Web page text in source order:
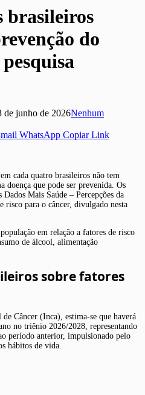
brasileiros
do
de junho de 2026Nenhum
WhatsApp Copiar Link
cada quatro brasileiros não tem
doença que pode ser prevenida. Os
Mais Saúde – Percepções da
risco para o câncer, divulgado nesta
em relação a fatores de risco
de álcool, alimentação
sobre fatores
Câncer (Inca), estima-se que haverá
no triênio 2026/2028, representando
período anterior, impulsionado pelo
hábitos de vida.